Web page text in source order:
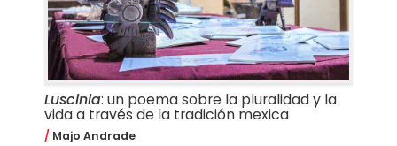
Luscinia: un poema sobre la pluralidad y la
vida a través de la tradición mexica
Majo Andrade